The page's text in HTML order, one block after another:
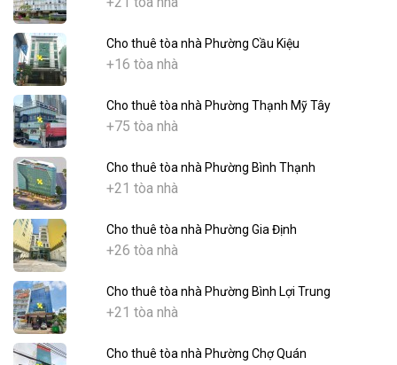
Cho thuê tòa nhà Phường Cầu Kiệu
+16 tòa nhà
Cho thuê tòa nhà Phường Thạnh Mỹ Tây
+75 tòa nhà
Cho thuê tòa nhà Phường Bình Thạnh
+21 tòa nhà
Cho thuê tòa nhà Phường Gia Định
+26 tòa nhà
Cho thuê tòa nhà Phường Bình Lợi Trung
+21 tòa nhà
Cho thuê tòa nhà Phường Chợ Quán